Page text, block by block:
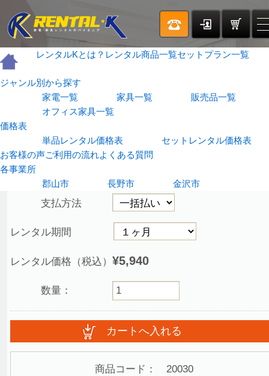
TOP
レンタルKとは？ レンタル商品一覧セットプラン一覧
ジャンル別から探す
家電一覧
家具一覧
販売品一覧
オフィス家具一覧
価格表
単品レンタル価格表
セットレンタル価格表
お客様の声ご利用の流れよくある質問
各事業所
郡山市
長野市 金沢市
商品詳細
支払方法
レンタル期間
レンタル価格（税込） ¥5,940
数量：
商品コード： 20030